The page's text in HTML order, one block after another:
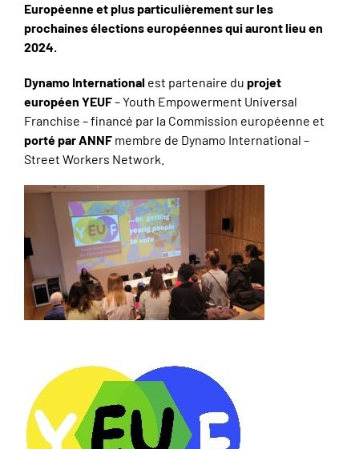
Européenne et plus particulièrement sur les
prochaines élections européennes qui auront lieu en
2024.
Dynamo Internationalest partenaire du projet
européen YEUF– Youth Empowerment Universal
Franchise – financé par la Commission européenne et
porté par ANNFmembre de Dynamo International –
Street Workers Network.